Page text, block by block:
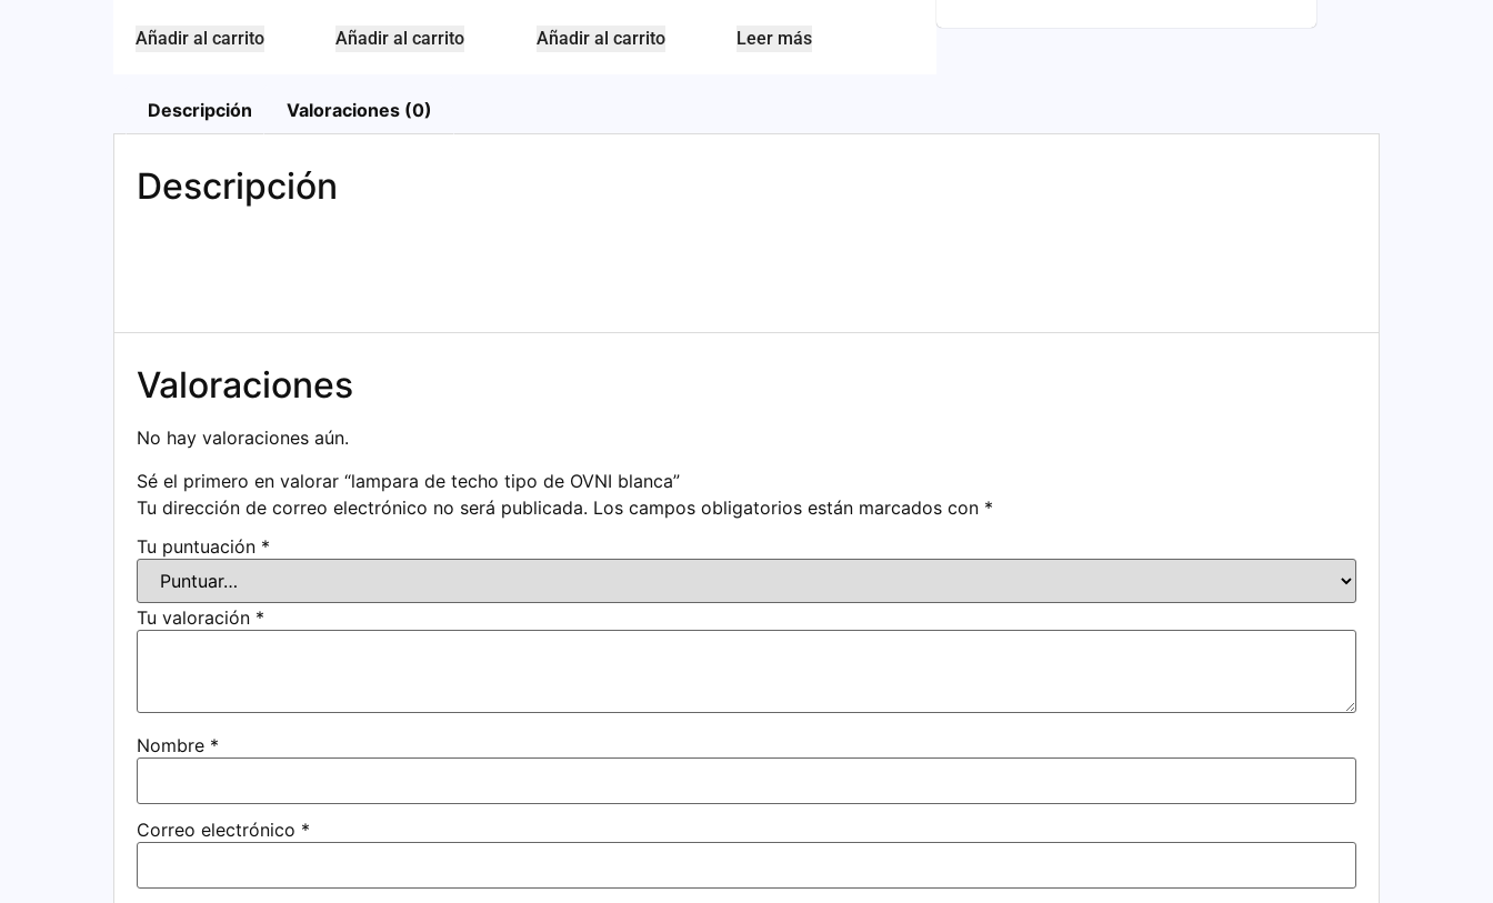
Añadir al carrito Añadir al carrito Añadir al carrito Leer más
Descripción Valoraciones (0)
Descripción
Valoraciones
No hay valoraciones aún.
Sé el primero en valorar “lampara de techo tipo de OVNI blanca”
Tu dirección de correo electrónico no será publicada. Los campos obligatorios están marcados con *
Tu puntuación *
Tu valoración *
Nombre *
Correo electrónico *